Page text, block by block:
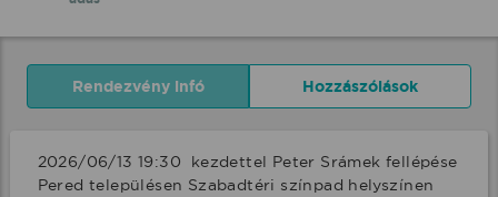
Rendezvény infó Hozzászólások
2026/06/13 19:30  kezdettel Peter Srámek fellépése
Pered településen Szabadtéri színpad helyszínen